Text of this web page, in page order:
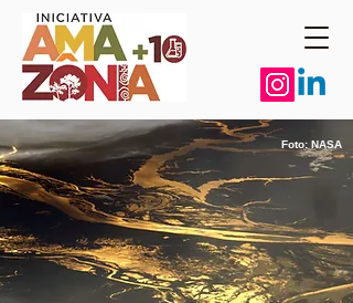
Foto: NASA